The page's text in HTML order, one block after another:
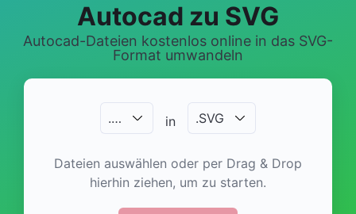
Autocad zu SVG
Autocad-Dateien kostenlos online in das SVG-
Format umwandeln
.… in .SVG
Dateien auswählen oder per Drag & Drop
hierhin ziehen, um zu starten.